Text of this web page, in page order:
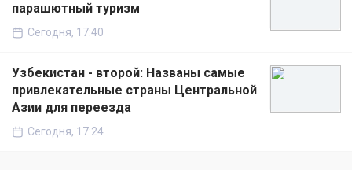
парашютный туризм
Сегодня, 17:40
Узбекистан - второй: Названы самые
привлекательные страны Центральной
Азии для переезда
Сегодня, 17:24